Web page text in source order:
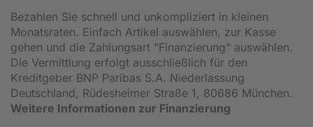
Bezahlen Sie schnell und unkompliziert in kleinen
Monatsraten. Einfach Artikel auswählen, zur Kasse
gehen und die Zahlungsart "Finanzierung" auswählen.
Die Vermittlung erfolgt ausschließlich für den
Kreditgeber BNP Paribas S.A. Niederlassung
Deutschland, Rüdesheimer Straße 1, 80686 München.
Weitere Informationen zur Finanzierung